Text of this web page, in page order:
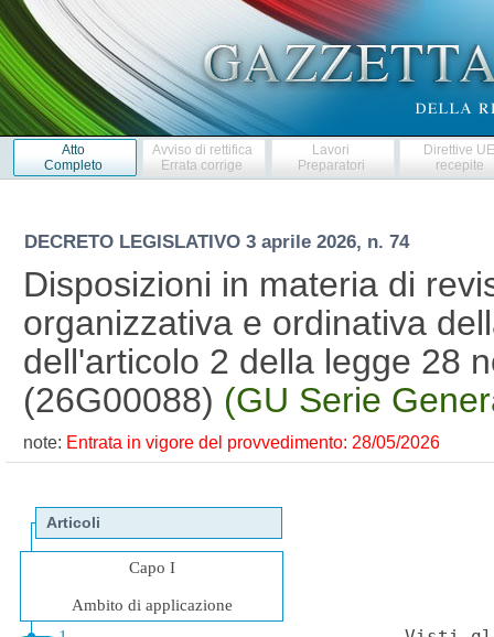
Atto
Completo
Avviso di rettifica
Errata corrige
Lavori
Preparatori
Direttive
recepite
DECRETO LEGISLATIVO 3 aprile 2026, n. 74
Disposizioni in materia di
organizzativa e ordinativa
dell'articolo 2 della legge 28
(26G00088) (GU Serie
note: Entrata in vigore del provvedimento: 28/05/2026